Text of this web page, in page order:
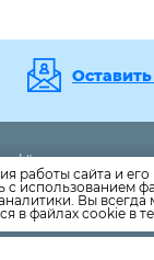
работы сайта и
с использованием
Вы
в файлах cookie в